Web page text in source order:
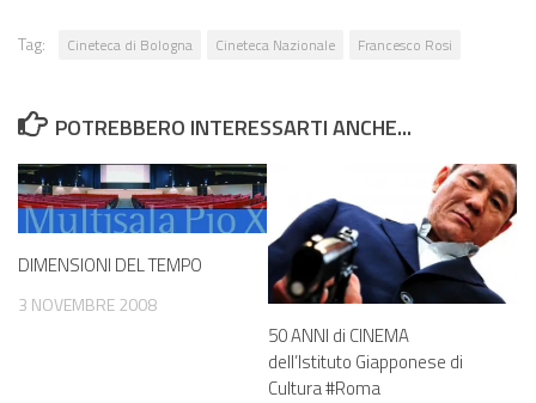
Tag: Cineteca di Bologna Cineteca Nazionale Francesco Rosi
POTREBBERO INTERESSARTI ANCHE...
DIMENSIONI DEL TEMPO
3 NOVEMBRE 2008
50 ANNI di CINEMA
dell’Istituto Giapponese di
Cultura #Roma